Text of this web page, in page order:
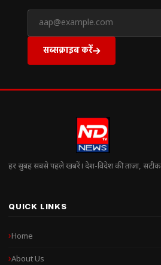
सब्सक्राइब करें
हर सुबह सबसे पहले खबरें। देश-विदेश की ताज़ा, सटीक
QUICK LINKS
Home
About Us